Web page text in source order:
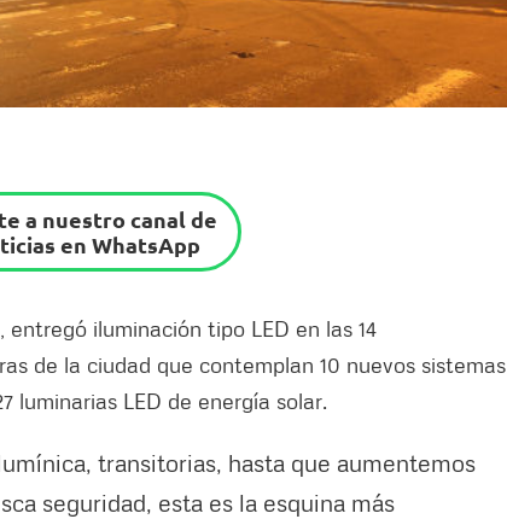
a nuestro canal de
en WhatsApp
iluminación tipo LED en las 14
de la ciudad que contemplan 10 nuevos sistemas
luminarias LED de energía solar.
transitorias, hasta que aumentemos
seguridad, esta es la esquina más